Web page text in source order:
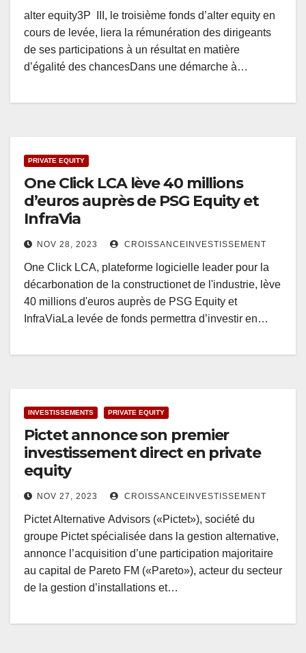
alter equity3P III, le troisième fonds d’alter equity en
cours de levée, liera la rémunération des dirigeants
de ses participations à un résultat en matière
d’égalité des chancesDans une démarche à…
PRIVATE EQUITY
One Click LCA lève 40 millions
d’euros auprès de PSG Equity et
InfraVia
NOV 28, 2023 CROISSANCEINVESTISSEMENT
One Click LCA, plateforme logicielle leader pour la
décarbonation de la constructionet de l'industrie, lève
40 millions d'euros auprès de PSG Equity et
InfraViaLa levée de fonds permettra d’investir en…
INVESTISSEMENTS PRIVATE EQUITY
Pictet annonce son premier
investissement direct en private
equity
NOV 27, 2023 CROISSANCEINVESTISSEMENT
Pictet Alternative Advisors («Pictet»), société du
groupe Pictet spécialisée dans la gestion alternative,
annonce l’acquisition d’une participation majoritaire
au capital de Pareto FM («Pareto»), acteur du secteur
de la gestion d’installations et…